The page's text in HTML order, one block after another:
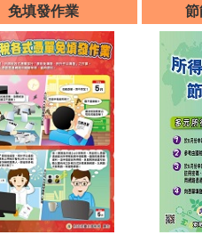
免填發作業